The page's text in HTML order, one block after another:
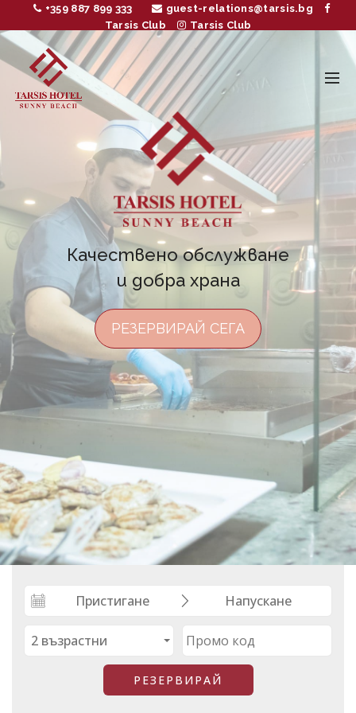
+359 887 899 333
guest-relations@tarsis.bg
Tarsis Club
Tarsis Club
РЕЗЕРВИРАЙ СЕГА
Спокойствие и лукс на
10 000 кв.м. площ